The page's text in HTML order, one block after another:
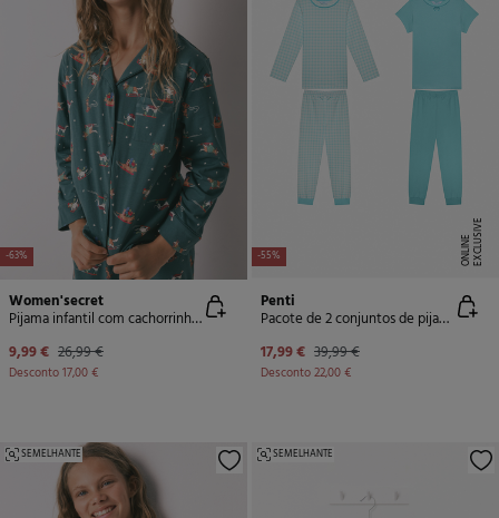
-63%
Women'secret
Pijama infantil com cachorrinhos 100% algodão
9,99 € 26,99 €
Desconto17,00 €
-55% E
X
C
L
U
SI
V
E
O
N
LI
N
E
Penti
Pacote de 2 conjuntos de pijama longo
17,99 € 39,99 €
Desconto22,00 €
SEMELHANTE SEMELHANTE